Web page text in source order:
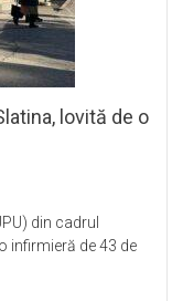
lovită de o
din cadrul
infirmieră de 43 de